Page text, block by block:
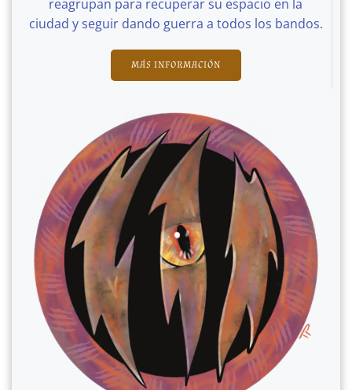
reagrupan para recuperar su espacio en la
ciudad y seguir dando guerra a todos los bandos.
MÁS INFORMACIÓN